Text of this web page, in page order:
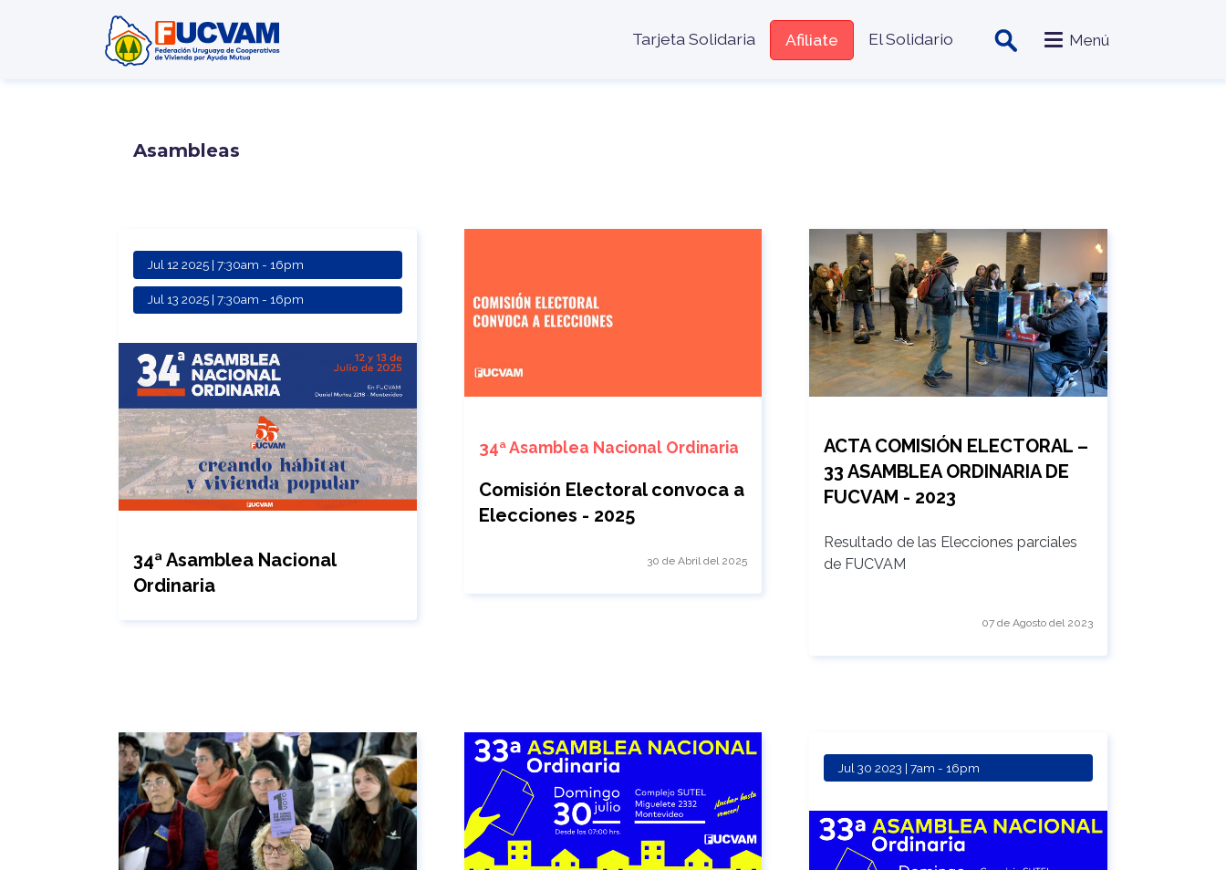
Menú encabezado
Tarjeta Solidaria Afiliate El Solidario Menú
Asambleas
Jul 12 2025 | 7:30am - 16pm
Jul 13 2025 | 7:30am - 16pm
34ª Asamblea Nacional
Ordinaria
34ª Asamblea Nacional Ordinaria
Comisión Electoral convoca a
Elecciones - 2025
30 de Abril del 2025
ACTA COMISIÓN ELECTORAL –
33 ASAMBLEA ORDINARIA DE
FUCVAM - 2023
Resultado de las Elecciones parciales
de FUCVAM
07 de Agosto del 2023
Jul 30 2023 | 7am -16pm